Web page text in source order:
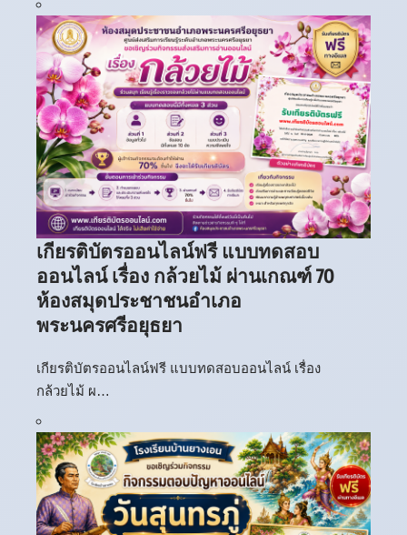
เกียรติบัตรออนไลน์ฟรี แบบทดสอบ
ออนไลน์ เรื่อง กล้วยไม้ ผ่านเกณฑ์ 70
ห้องสมุดประชาชนอำเภอ
พระนครศรีอยุธยา
เกียรติบัตรออนไลน์ฟรี แบบทดสอบออนไลน์ เรื่อง
กล้วยไม้ ผ…